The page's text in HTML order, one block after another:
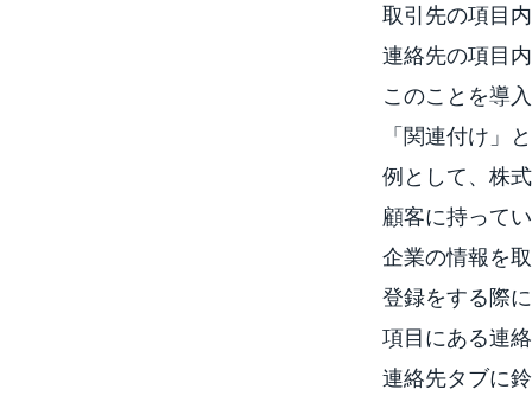
取引先の項目
連絡先の項目
このことを導
「関連付け」
例として、株
顧客に持って
企業の情報を
登録をする際
項目にある連
連絡先タブに